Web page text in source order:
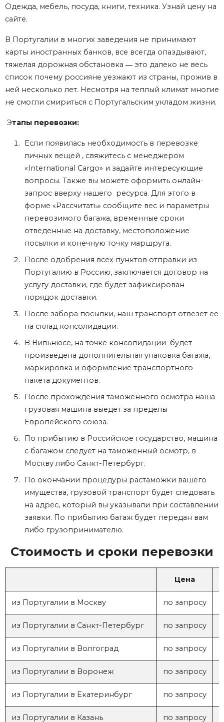
Одежда, мебель, посуда, книги, техника. Узнай цену на
сайте.
В Португалии в многих заведения не принимают
карты иностранных банков, все всегда опаздывают,
тяжелая дорожная обстановка ― это далеко не весь
список почему россияне уезжают из страны, прожив в
ней несколько лет. Несмотря на теплый климат многие
не смогли смириться с Португальским укладом жизни.
Этапы перевозки:
Если появилась необходимость в перевозке
личных вещей , свяжитесь с менеджером
«International Cargo» и задайте интересующие
вопросы. Также вы можете оформить онлайн-
запрос вверху нашего ресурса. Для этого в
форме «Рассчитать» сообщите вес и параметры
перевозимого багажа, временные сроки
отведенные на доставку, местоположение
посылки и конечную точку маршрута.
После одобрения всех пунктов отправки из
Португалию в Россию, заключается договор на
услугу доставки, где будет зафиксирован
порядок доставки.
После забора посылки, наш транспорт отвезет ее
на склад консолидации.
В Вильнюсе, на точке консолидации будет
произведена дополнительная упаковка багажа,
маркировка и оформление транспортного
пакета документов.
После прохождения таможенного осмотра наша
грузовая машина выедет за пределы
Европейского союза.
По прибытию в Российское государство, машина
с багажом следует на таможенный осмотр, в
Москву либо Санкт-Петербург.
По окончании процедуры растаможки вашего
имущества, грузовой транспорт будет следовать
на адрес, который вы указывали при составлении
заявки. По прибытию багаж будет передан вам
либо грузопринимателю.
Стоимость и сроки перевозки
Цена
из Португалии в Москву по запросу
из Португалии в Санкт-Петербург по запросу
из Португалии в Волгоград по запросу
из Португалии в Воронеж по запросу
из Португалии в Екатеринбург по запросу
из Португалии в Казань по запросу